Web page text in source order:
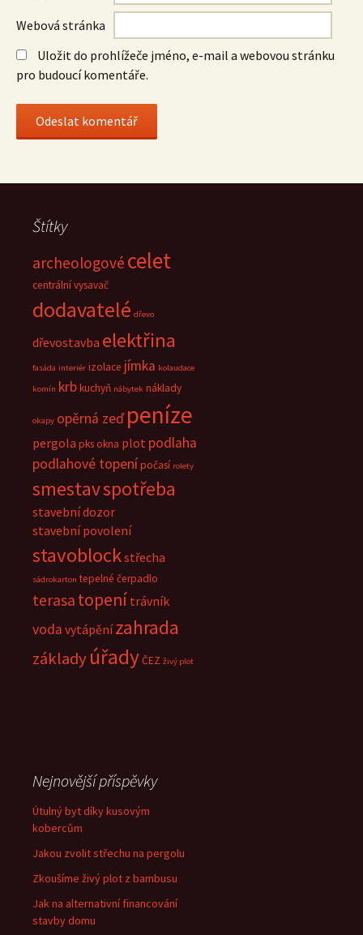
Webová stránka
Uložit do prohlížeče jméno, e-mail a webovou stránku
pro budoucí komentáře.
Štítky
archeologové celet
centrální vysavač
dodavatelé dřevo
dřevostavba elektřina
fasáda interiér izolace jímka kolaudace
komín krbkuchyň nábytek náklady
okapy opěrná zeď peníze
pergola pks okna plot podlaha
podlahové topenípočasí rolety
smestavspotřeba
stavební dozor
stavební povolení
stavoblockstřecha
sádrokarton tepelné čerpadlo
terasa topení trávník
voda vytápění zahrada
základyúřadyČEZ živý plot
Nejnovější příspěvky
Útulný byt díky kusovým
kobercům
Jakou zvolit střechu na pergolu
Zkoušíme živý plot z bambusu
Jak na alternativní financování
stavby domu